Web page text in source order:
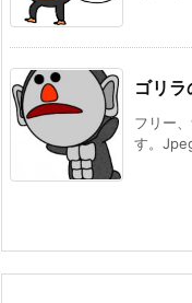
ゴリラ
フリー
す。